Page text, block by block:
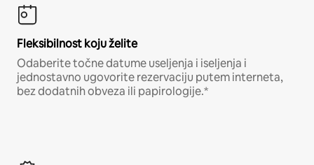
Fleksibilnost koju želite
Odaberite točne datume useljenja i iseljenja i
jednostavno ugovorite rezervaciju putem interneta,
bez dodatnih obveza ili papirologije.*